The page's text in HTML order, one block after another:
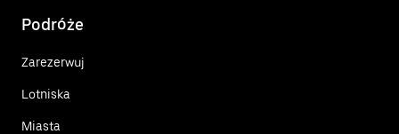
Podróże
Zarezerwuj
Lotniska
Miasta